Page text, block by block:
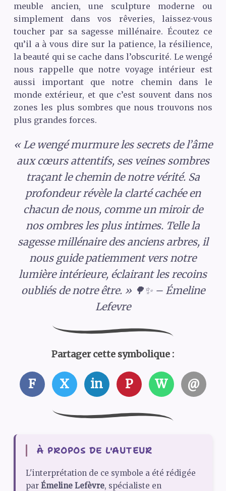
meuble ancien, une sculpture moderne ou
simplement dans vos rêveries, laissez-vous
toucher par sa sagesse millénaire. Écoutez ce
qu’il a à vous dire sur la patience, la résilience,
la beauté qui se cache dans l’obscurité. Le wengé
nous rappelle que notre voyage intérieur est
aussi important que notre chemin dans le
monde extérieur, et que c’est souvent dans nos
zones les plus sombres que nous trouvons nos
plus grandes forces.
« Le wengé murmure les secrets de l’âme
aux cœurs attentifs, ses veines sombres
traçant le chemin de notre vérité. Sa
profondeur révèle la clarté cachée en
chacun de nous, comme un miroir de
nos ombres les plus intimes. Telle la
sagesse millénaire des anciens arbres, il
nous guide patiemment vers notre
lumière intérieure, éclairant les recoins
oubliés de notre être. » 🌳✨ – Émeline
Lefevre
Partager cette symbolique :
F X in P W @
À PROPOS DE L'AUTEUR
L'interprétation de ce symbole a été rédigée
par Émeline Lefèvre, spécialiste en